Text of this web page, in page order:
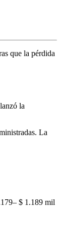
que la pérdida
la
La
$ 1.189 mil